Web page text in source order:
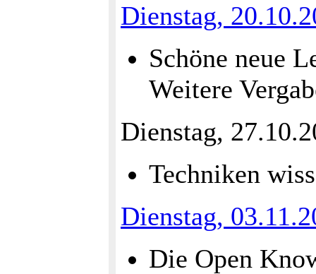
Dienstag,
Schöne neue
Weitere
Dienstag,
Techniken
Dienstag,
Die Open